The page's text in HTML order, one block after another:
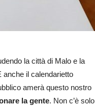
la città di Malo e la
anche il calendarietto
amerà questo nostro
la gente. Non c’è solo